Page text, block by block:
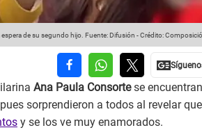
espera de su segundo hijo. Fuente: Difusión -Crédito:
Ana Paula Consortese
sorprendieron a todos al revelar
y se los ve muy enamorados.